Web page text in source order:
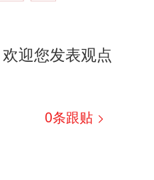
迎您发表观点
0条跟贴